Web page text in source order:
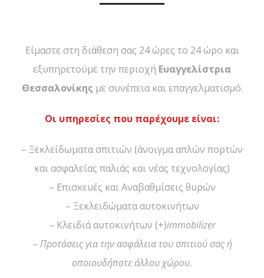
Είμαστε στη διάθεση σας 24 ώρες το 24 ώρο και
εξυπηρετούμε την περιοχή Ευαγγελίστρια
Θεσσαλονίκης με συνέπεια και επαγγελματισμό.
Οι υπηρεσίες που παρέχουμε είναι:
– Ξεκλείδωματα σπιτιών (άνοιγμα απλών πορτών
και ασφαλείας παλιάς και νέας τεχνολογίας)
– Επισκευές και Αναβαθμίσεις θυρών
– Ξεκλειδώματα αυτοκινήτων
– Κλειδιά αυτοκινήτων (+)immobilizer
– Προτάσεις για την ασφάλεια του σπιτιού σας ή
οποιουδήποτε άλλου χώρου.